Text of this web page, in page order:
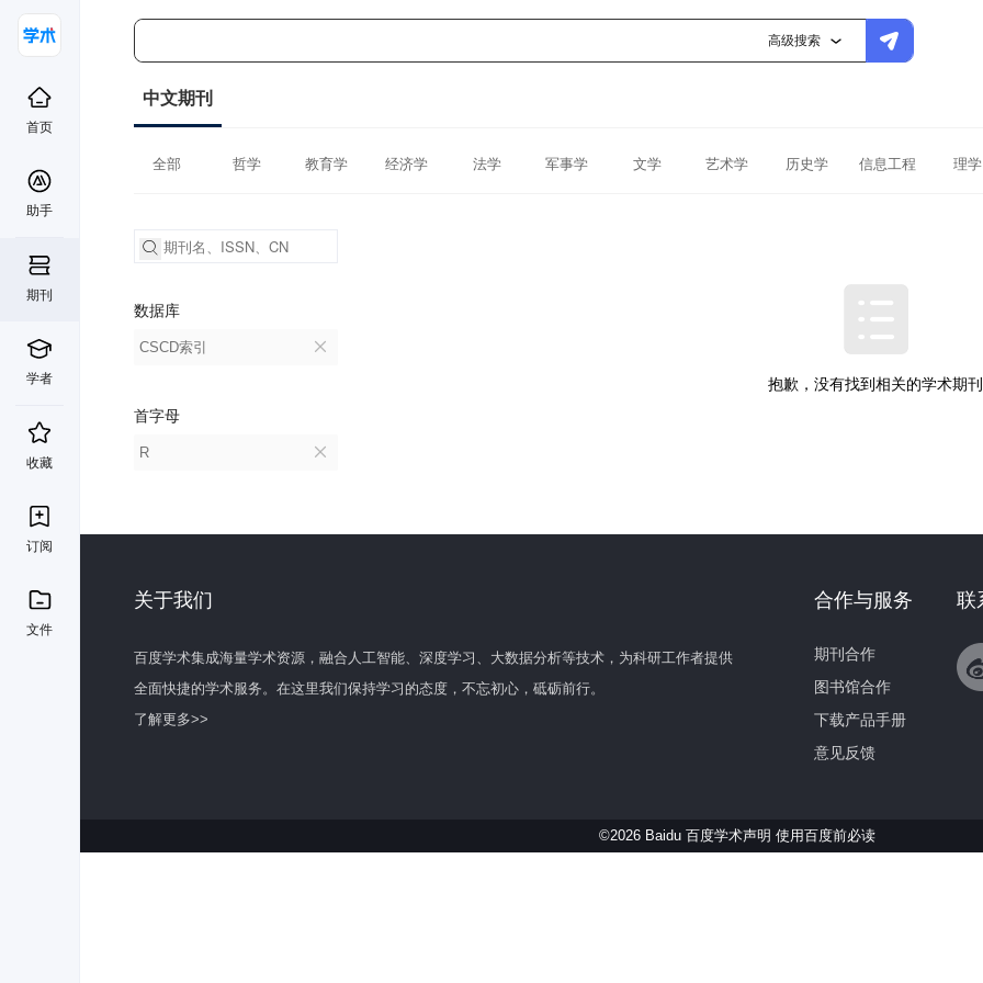
高级搜索
首页
助手
期刊
学者
收藏
订阅
文件
中文期刊
全部 哲学 教育学 经济学 法学 军事学 文学 艺术学 历史学 信息工程 理学
数据库
CSCD索引
首字母
R
抱歉，没有找到相关的学术期刊
关于我们
百度学术集成海量学术资源，融合人工智能、深度学习、大数据分析等技术，为科研工作者提供
全面快捷的学术服务。在这里我们保持学习的态度，不忘初心，砥砺前行。
了解更多>>
联
合作与服务
期刊合作
图书馆合作
下载产品手册
意见反馈
©2026 Baidu 百度学术声明 使用百度前必读